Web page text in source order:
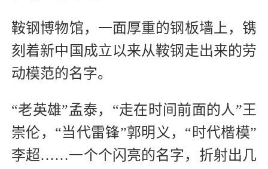
鞍钢博物馆，一面厚重的钢板墙上，镌
刻着新中国成立以来从鞍钢走出来的劳
动模范的名字。
“老英雄”孟泰，“走在时间前面的人”王
崇伦，“当代雷锋”郭明义，“时代楷模”
李超……一个个闪亮的名字，折射出几